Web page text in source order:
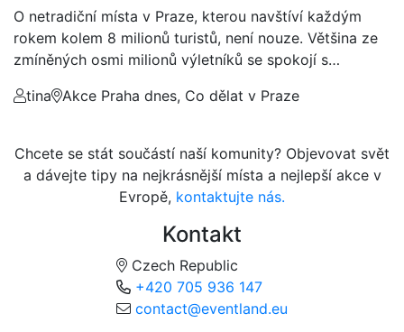
O netradiční místa v Praze, kterou navštíví každým
rokem kolem 8 milionů turistů, není nouze. Většina ze
zmíněných osmi milionů výletníků se spokojí s…
tina
Akce Praha dnes, Co dělat v Praze
Chcete se stát součástí naší komunity? Objevovat svět
a dávejte tipy na nejkrásnější místa a nejlepší akce v
Evropě, kontaktujte nás.
Kontakt
Czech Republic
+420 705 936 147
contact@eventland.eu